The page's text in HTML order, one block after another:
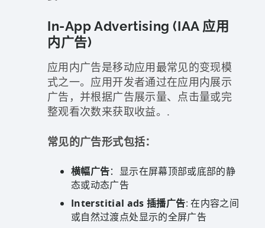
In-App Advertising (IAA 应用
内广告)
应用内广告是移动应用最常见的变现模
式之一。应用开发者通过在应用内展示
广告，并根据广告展示量、点击量或完
整观看次数来获取收益。.
常见的广告形式包括：
横幅广告：显示在屏幕顶部或底部的静
态或动态广告
Interstitial ads 插播广告: 在内容之间
或自然过渡点处显示的全屏广告